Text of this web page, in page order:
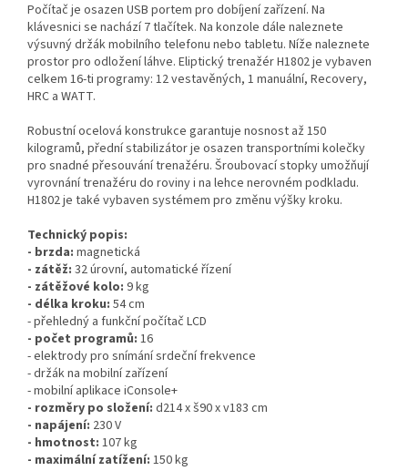
Počítač je osazen USB portem pro dobíjení zařízení. Na
klávesnici se nachází 7 tlačítek. Na konzole dále naleznete
výsuvný držák mobilního telefonu nebo tabletu. Níže naleznete
prostor pro odložení láhve. Eliptický trenažér H1802 je vybaven
celkem 16-ti programy: 12 vestavěných, 1 manuální, Recovery,
HRC a WATT.
Robustní ocelová konstrukce garantuje nosnost až 150
kilogramů, přední stabilizátor je osazen transportními kolečky
pro snadné přesouvání trenažéru. Šroubovací stopky umožňují
vyrovnání trenažéru do roviny i na lehce nerovném podkladu.
H1802 je také vybaven systémem pro změnu výšky kroku.
Technický popis:
- brzda: magnetická
- zátěž: 32 úrovní, automatické řízení
- zátěžové kolo: 9 kg
- délka kroku: 54 cm
- přehledný a funkční počítač LCD
- počet programů: 16
- elektrody pro snímání srdeční frekvence
- držák na mobilní zařízení
- mobilní aplikace iConsole+
- rozměry po složení: d214 x š90 x v183 cm
- napájení: 230 V
- hmotnost: 107 kg
- maximální zatížení: 150 kg